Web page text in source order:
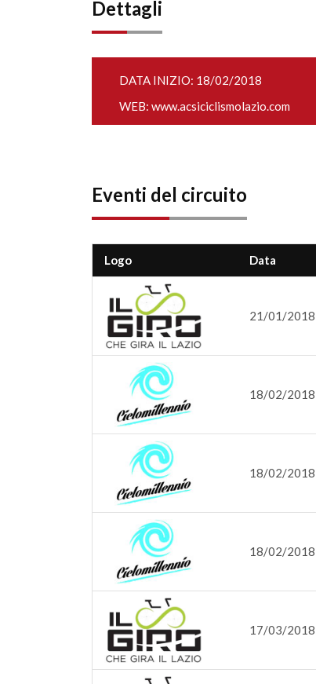
Dettagli
DATA INIZIO: 18/02/2018
WEB: www.acsiciclismolazio.com
Eventi del circuito
Logo Data
21/01/2018
18/02/2018
18/02/2018
18/02/2018
17/03/2018